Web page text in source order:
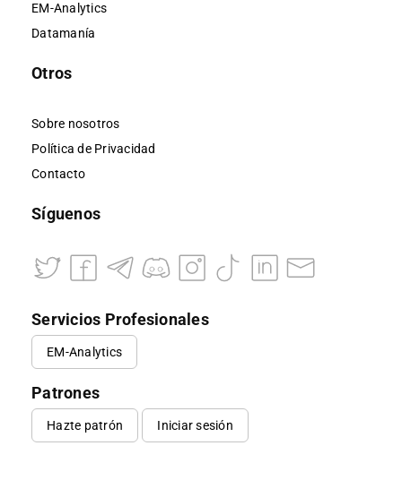
EM-Analytics
Datamanía
Otros
Sobre nosotros
Política de Privacidad
Contacto
Síguenos
Servicios Profesionales
EM-Analytics
Patrones
Hazte patrón Iniciar sesión